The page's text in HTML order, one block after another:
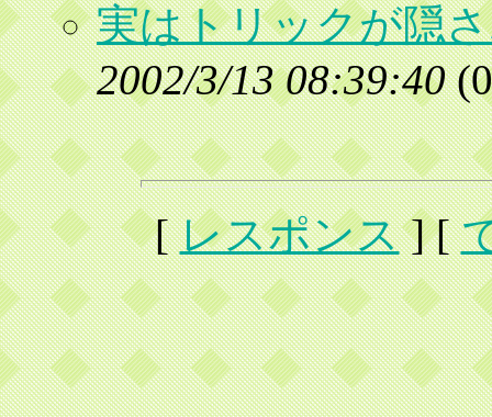
実はトリックが隠
2002/3/13 08:39:40(
[レスポンス] [